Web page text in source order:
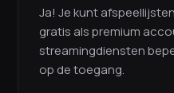
Ja! Je kunt
gratis als premium
streamingdiensten
op de toegang.